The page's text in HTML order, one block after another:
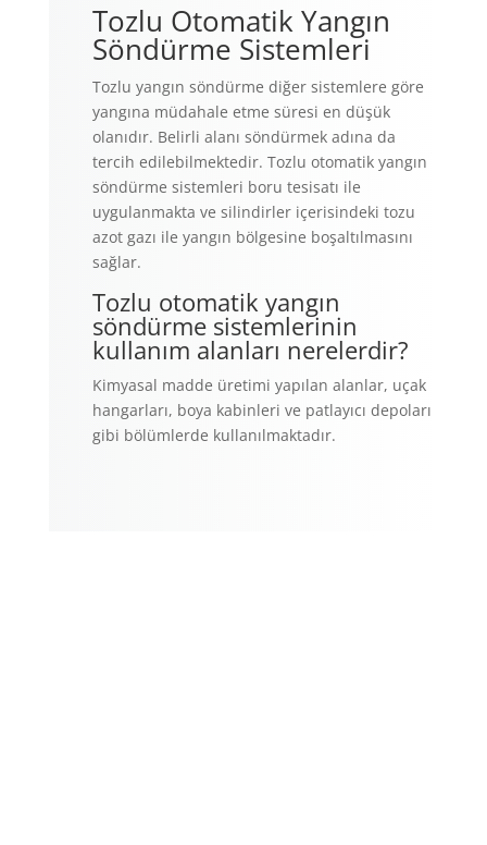
Tozlu Otomatik Yangın
Söndürme Sistemleri
Tozlu yangın söndürme diğer sistemlere göre
yangına müdahale etme süresi en düşük
olanıdır. Belirli alanı söndürmek adına da
tercih edilebilmektedir. Tozlu otomatik yangın
söndürme sistemleri boru tesisatı ile
uygulanmakta ve silindirler içerisindeki tozu
azot gazı ile yangın bölgesine boşaltılmasını
sağlar.
Tozlu otomatik yangın
söndürme sistemlerinin
kullanım alanları nerelerdir?
Kimyasal madde üretimi yapılan alanlar, uçak
hangarları, boya kabinleri ve patlayıcı depoları
gibi bölümlerde kullanılmaktadır.